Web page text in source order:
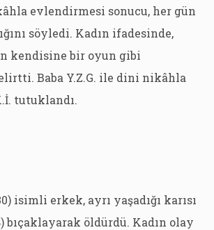
evlendirmesi sonucu, her gün
söyledi. Kadın ifadesinde,
kendisine bir oyun gibi
Baba Y.Z.G. ile dini nikâhla
tutuklandı.
isimli erkek, ayrı yaşadığı karısı
bıçaklayarak öldürdü. Kadın olay